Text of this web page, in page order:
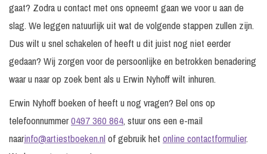
gaat? Zodra u contact met ons opneemt gaan we voor u aan de
slag. We leggen natuurlijk uit wat de volgende stappen zullen zijn.
Dus wilt u snel schakelen of heeft u dit juist nog niet eerder
gedaan? Wij zorgen voor de persoonlijke en betrokken benadering
waar u naar op zoek bent als u Erwin Nyhoff wilt inhuren.
Erwin Nyhoff boeken of heeft u nog vragen? Bel ons op
telefoonnummer0497 360 864, stuur ons een e-mail
naarinfo@artiestboeken.nlof gebruik het online contactformulier.